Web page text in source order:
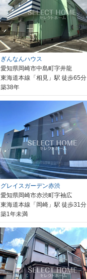
ぎんなんハウス
愛知県岡崎市中島町字井龍
東海道本線「相見」駅 徒歩65分
築38年
グレイスガーデン赤渋
愛知県岡崎市赤渋町字袖広
東海道本線「岡崎」駅 徒歩31分
築1年未満